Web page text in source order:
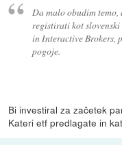
Da malo obudim
registirati kot
in Interactive Brokers,
pogoje.
Bi investiral za začetek
Kateri etf predlagate in